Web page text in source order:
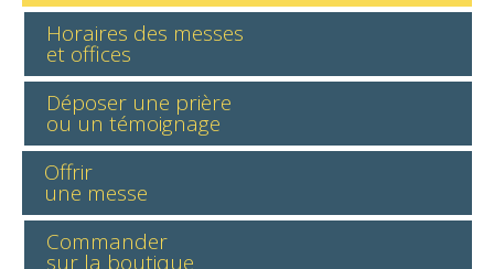
Horaires des messes
et offices
Déposer une prière
ou un témoignage
Offrir
une messe
Commander
sur la boutique